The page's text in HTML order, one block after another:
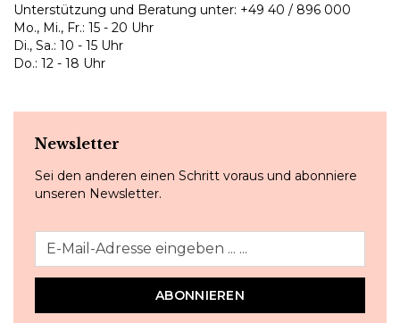
Unterstützung und Beratung unter: +49 40 / 896 000
Mo., Mi., Fr.: 15 - 20 Uhr
Di., Sa.: 10 - 15 Uhr
Do.: 12 - 18 Uhr
Newsletter
Sei den anderen einen Schritt voraus und abonniere
unseren Newsletter.
ABONNIEREN